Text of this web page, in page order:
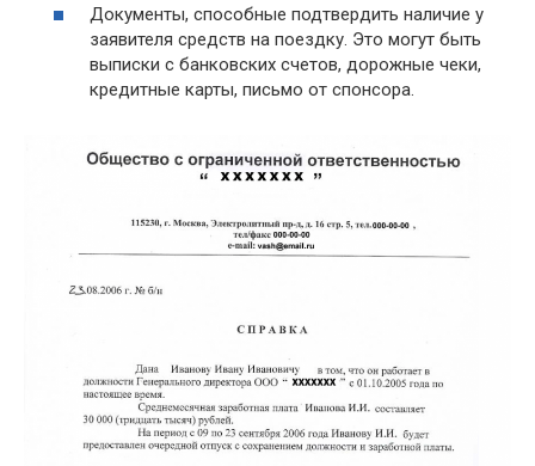
Документы, способные подтвердить наличие у
заявителя средств на поездку. Это могут быть
выписки с банковских счетов, дорожные чеки,
кредитные карты, письмо от спонсора.